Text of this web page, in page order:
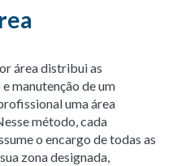
área distribui as
manutenção de um
uma área
método, cada
o encargo de todas as
zona designada,